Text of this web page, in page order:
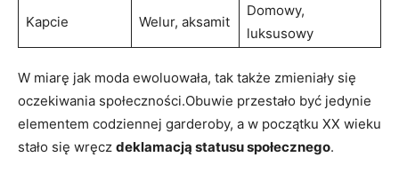
Kapcie Welur, aksamit
Domowy,
luksusowy
W miarę jak moda ewoluowała, tak także zmieniały się
oczekiwania społeczności.Obuwie przestało być jedynie
elementem codziennej garderoby, a w początku XX wieku
stało się wręcz deklamacją statusu społecznego.